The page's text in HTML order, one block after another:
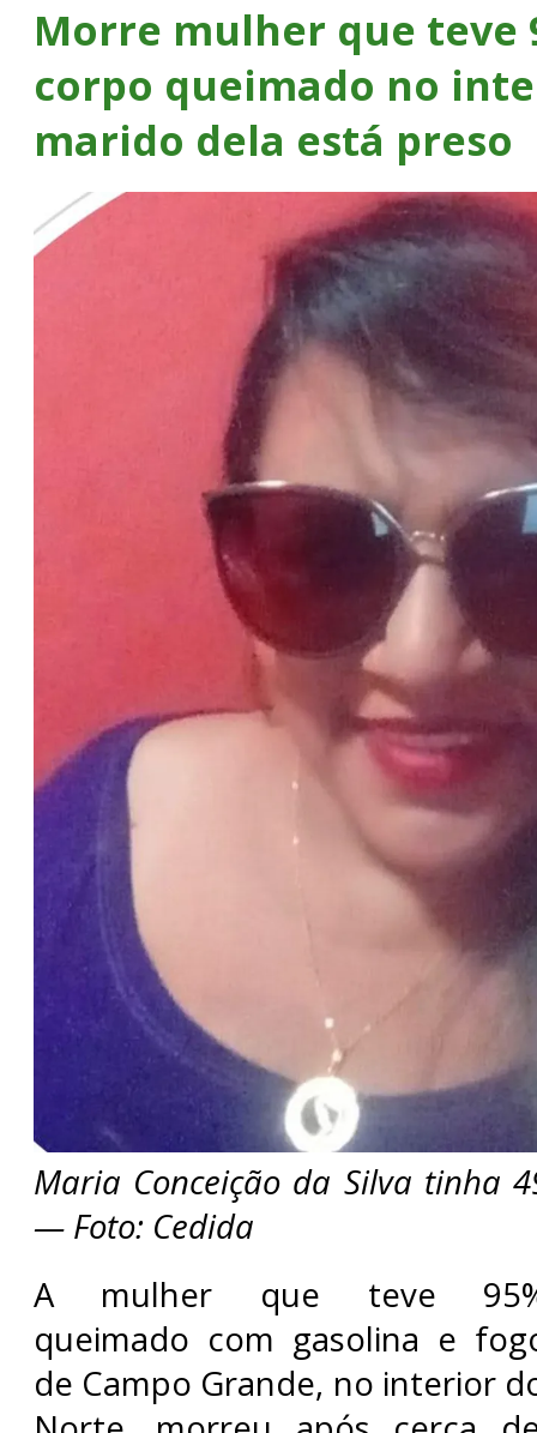
Morre mulher que teve
corpo queimado no
marido dela está preso
Maria Conceição da Silva tinha
— Foto: Cedida
A mulher que teve
queimado com gasolina e
de Campo Grande, no interior